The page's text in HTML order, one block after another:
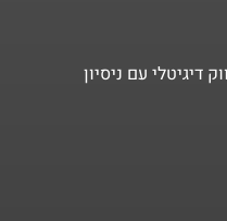
דיגיטלי עם ניסיון